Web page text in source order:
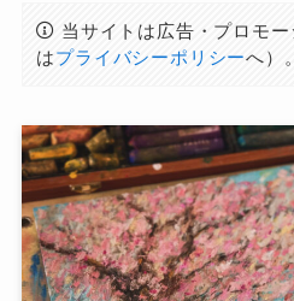
当サイトは広告・プロモ
はプライバシーポリシーへ）。